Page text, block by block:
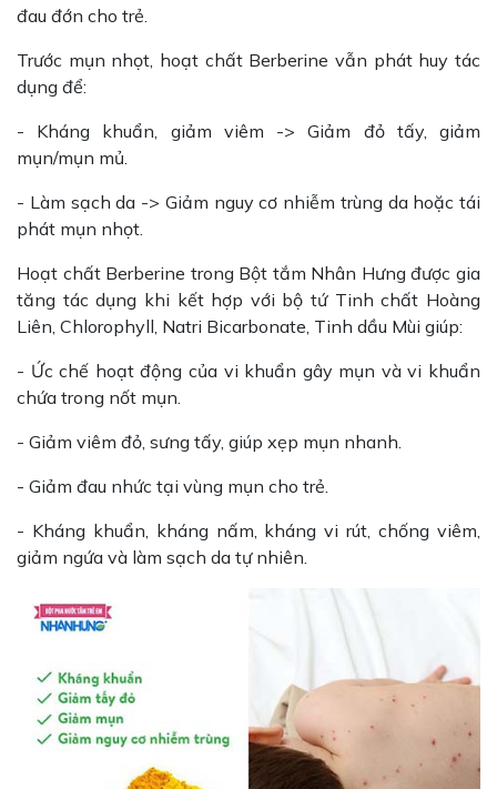
đau đớn cho trẻ.
Trước mụn nhọt, hoạt chất Berberine vẫn phát huy tác
dụng để:
- Kháng khuẩn, giảm viêm -> Giảm đỏ tấy, giảm
mụn/mụn mủ.
- Làm sạch da -> Giảm nguy cơ nhiễm trùng da hoặc tái
phát mụn nhọt.
Hoạt chất Berberine trong Bột tắm Nhân Hưng được gia
tăng tác dụng khi kết hợp với bộ tứ Tinh chất Hoàng
Liên, Chlorophyll, Natri Bicarbonate, Tinh dầu Mùi giúp:
- Ức chế hoạt động của vi khuẩn gây mụn và vi khuẩn
chứa trong nốt mụn.
- Giảm viêm đỏ, sưng tấy, giúp xẹp mụn nhanh.
- Giảm đau nhức tại vùng mụn cho trẻ.
- Kháng khuẩn, kháng nấm, kháng vi rút, chống viêm,
giảm ngứa và làm sạch da tự nhiên.